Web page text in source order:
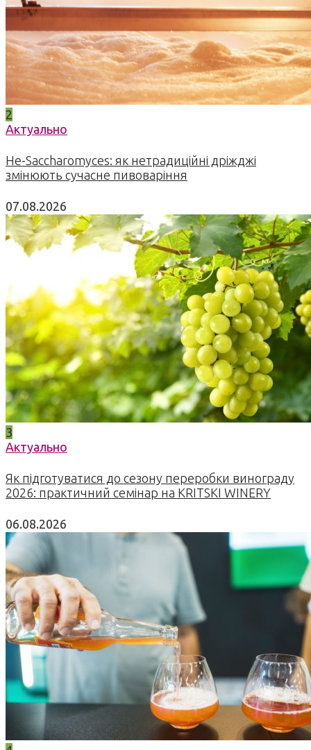
2
Актуально
Не-Saccharomyces: як нетрадиційні дріжджі
змінюють сучасне пивоваріння
07.08.2026
3
Актуально
Як підготуватися до сезону переробки винограду
2026: практичний семінар на KRITSKI WINERY
06.08.2026